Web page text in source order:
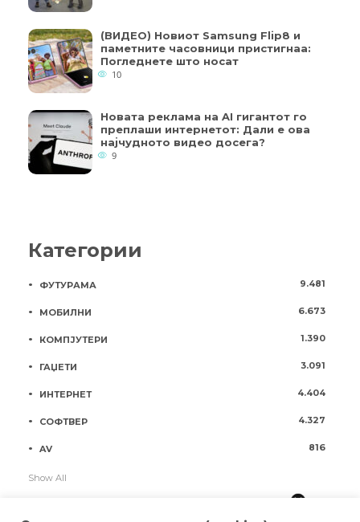
(ВИДЕО) Новиот Samsung Flip8 и
паметните часовници пристигнаа:
Погледнете што носат
10
Новата реклама на AI гигантот го
преплаши интернетот: Дали е ова
најчудното видео досега?
9
Категории
ФУТУРАМА 9.481
МОБИЛНИ 6.673
КОМПЈУТЕРИ 1.390
ГАЏЕТИ 3.091
ИНТЕРНЕТ 4.404
СОФТВЕР 4.327
AV 816
Show All